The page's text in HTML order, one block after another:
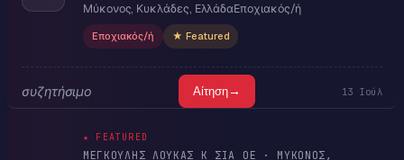
Μύκονος, Κυκλάδες, ΕλλάδαΕποχιακός/ή
Εποχιακός/ή ★ Featured
συζητήσιμο Αίτηση→ 13 Ιούλ
★ FEATURED
ΜΕΓΚΟΥΛΗΣ ΛΟΥΚΑΣ Κ ΣΙΑ ΟΕ · ΜΎΚΟΝΟΣ,